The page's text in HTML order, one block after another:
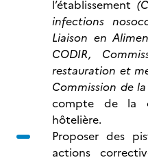
l’établissement
infections
Liaison en
CODIR,
restauration et
Commission de
compte de la
hôtelière.
Proposer des
actions